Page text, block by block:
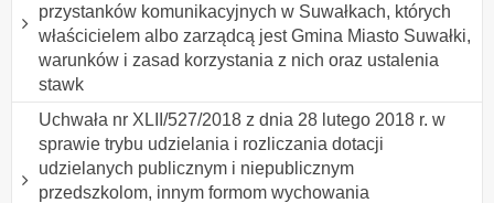
przystanków komunikacyjnych w Suwałkach, których
właścicielem albo zarządcą jest Gmina Miasto Suwałki,
warunków i zasad korzystania z nich oraz ustalenia
stawk
Uchwała nr XLII/527/2018 z dnia 28 lutego 2018 r. w
sprawie trybu udzielania i rozliczania dotacji
udzielanych publicznym i niepublicznym
przedszkolom, innym formom wychowania